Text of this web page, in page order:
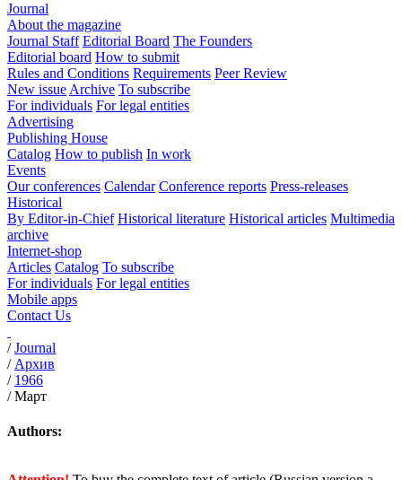
Journal
About the magazine
Journal Staff Editorial Board The Founders
Editorial board How to submit
Rules and Conditions Requirements Peer Review
New issue Archive To subscribe
For individuals For legal entities
Advertising
Publishing House
Catalog How to publish In work
Events
Our conferences Calendar Conference reports Press-releases
Historical
By Editor-in-Chief Historical literature Historical articles Multimedia
archive
Internet-shop
Articles Catalog To subscribe
For individuals For legal entities
Mobile apps
Contact Us
/Journal
/ Архив
/ 1966
/Март
Authors: